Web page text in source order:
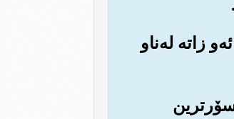
زاته له‌ناو